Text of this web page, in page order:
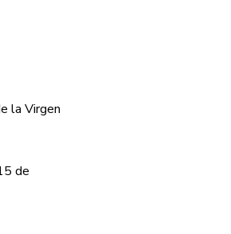
la Virgen
de